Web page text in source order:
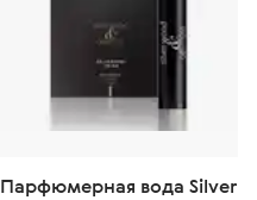
Парфюмерная вода Silver